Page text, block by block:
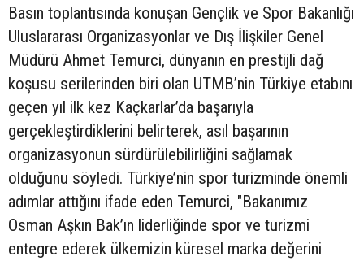
Basın toplantısında konuşan Gençlik ve Spor Bakanlığı
Uluslararası Organizasyonlar ve Dış İlişkiler Genel
Müdürü Ahmet Temurci, dünyanın en prestijli dağ
koşusu serilerinden biri olan UTMB’nin Türkiye etabını
geçen yıl ilk kez Kaçkarlar’da başarıyla
gerçekleştirdiklerini belirterek, asıl başarının
organizasyonun sürdürülebilirliğini sağlamak
olduğunu söyledi. Türkiye’nin spor turizminde önemli
adımlar attığını ifade eden Temurci, "Bakanımız
Osman Aşkın Bak’ın liderliğinde spor ve turizmi
entegre ederek ülkemizin küresel marka değerini